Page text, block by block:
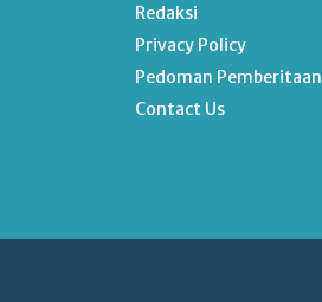
Redaksi
Privacy Policy
Pedoman Pemberitaan
Contact Us